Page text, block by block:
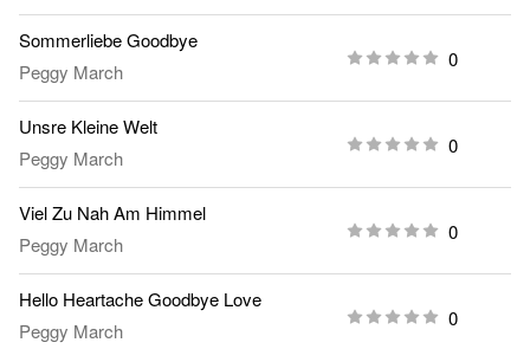
Sommerliebe Goodbye
Peggy March
0
Unsre Kleine Welt
Peggy March
0
Viel Zu Nah Am Himmel
Peggy March
0
Hello Heartache Goodbye Love
Peggy March
0